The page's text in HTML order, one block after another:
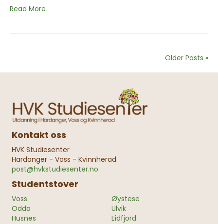
Read More
Older Posts »
Kontakt oss
HVK Studiesenter
Hardanger - Voss - Kvinnherad
post@hvkstudiesenter.no
Studentstover
Voss
Odda
Husnes
Øystese
Ulvik
Eidfjord